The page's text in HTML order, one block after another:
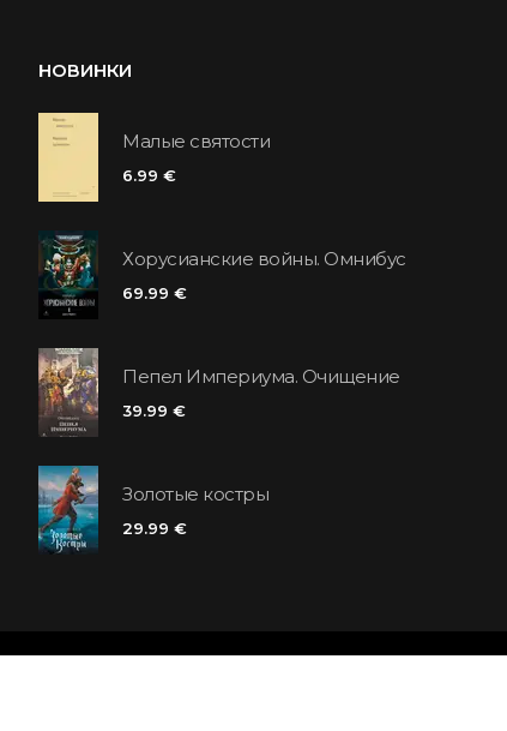
НОВИНКИ
Малые святости
6.99 €
Хорусианские войны. Омнибус
69.99 €
Пепел Империума. Очищение
39.99 €
Золотые костры
29.99 €